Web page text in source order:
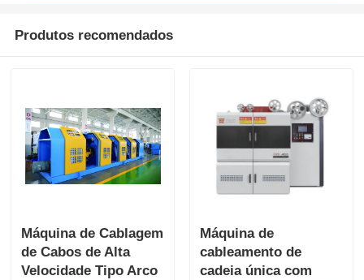
Produtos recomendados
Máquina de Cablagem
de Cabos de Alta
Velocidade Tipo Arco
Máquina de
cableamento de
cadeia única com